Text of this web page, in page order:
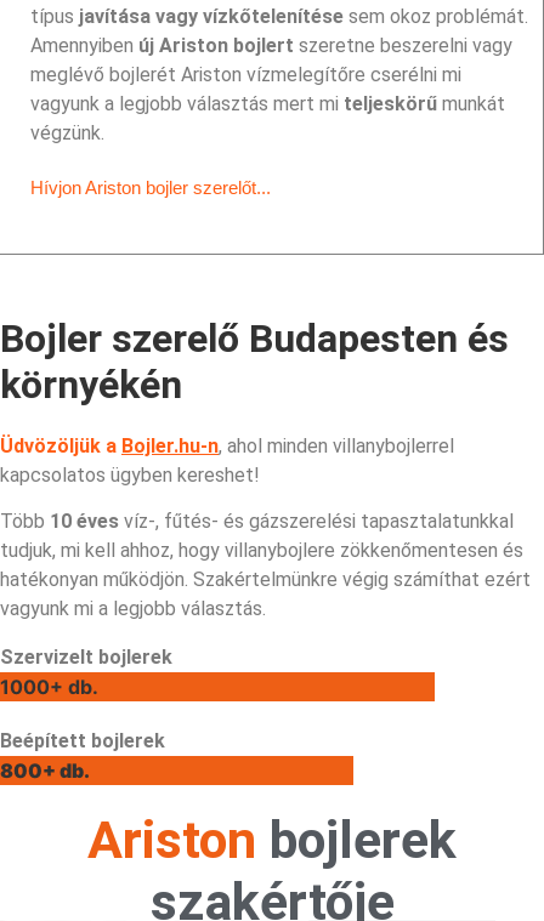
típus javítása vagy vízkőtelenítése sem okoz problémát.
Amennyiben új Ariston bojlert szeretne beszerelni vagy
meglévő bojlerét Ariston vízmelegítőre cserélni mi
vagyunk a legjobb választás mert mi teljeskörű munkát
végzünk.
Hívjon Ariston bojler szerelőt...
Bojler szerelő Budapesten és
környékén
Üdvözöljük a Bojler.hu-n, ahol minden villanybojlerrel
kapcsolatos ügyben kereshet!
Több 10 éves víz-, fűtés- és gázszerelési tapasztalatunkkal
tudjuk, mi kell ahhoz, hogy villanybojlere zökkenőmentesen és
hatékonyan működjön. Szakértelmünkre végig számíthat ezért
vagyunk mi a legjobb választás.
Szervizelt bojlerek
1000+ db.
Beépített bojlerek
800+ db.
Ariston bojlerek
szakértője